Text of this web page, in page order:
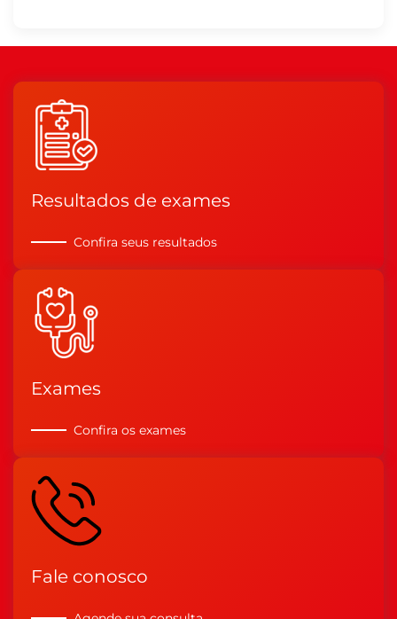
Resultados de exames
Confira seus resultados
Exames
Confira os exames
Fale conosco